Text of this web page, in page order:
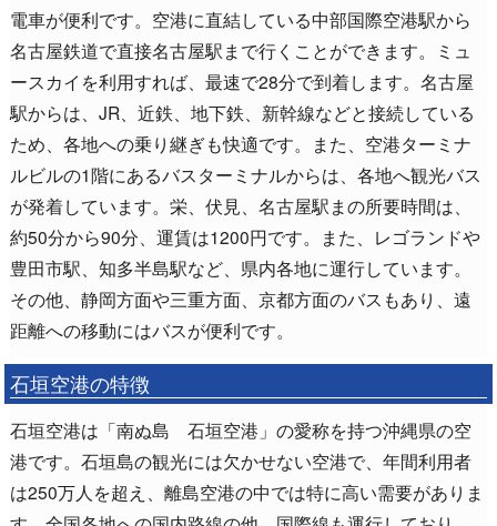
電車が便利です。空港に直結している中部国際空港駅から
名古屋鉄道で直接名古屋駅まで行くことができます。ミュ
ースカイを利用すれば、最速で28分で到着します。名古屋
駅からは、JR、近鉄、地下鉄、新幹線などと接続している
ため、各地への乗り継ぎも快適です。また、空港ターミナ
ルビルの1階にあるバスターミナルからは、各地へ観光バス
が発着しています。栄、伏見、名古屋駅まの所要時間は、
約50分から90分、運賃は1200円です。また、レゴランドや
豊田市駅、知多半島駅など、県内各地に運行しています。
その他、静岡方面や三重方面、京都方面のバスもあり、遠
距離への移動にはバスが便利です。
石垣空港の特徴
石垣空港は「南ぬ島 石垣空港」の愛称を持つ沖縄県の空
港です。石垣島の観光には欠かせない空港で、年間利用者
は250万人を超え、離島空港の中では特に高い需要がありま